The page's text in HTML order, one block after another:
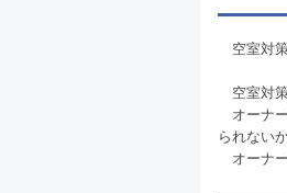
空室対策
空室対策
オーナ
られない
オーナー